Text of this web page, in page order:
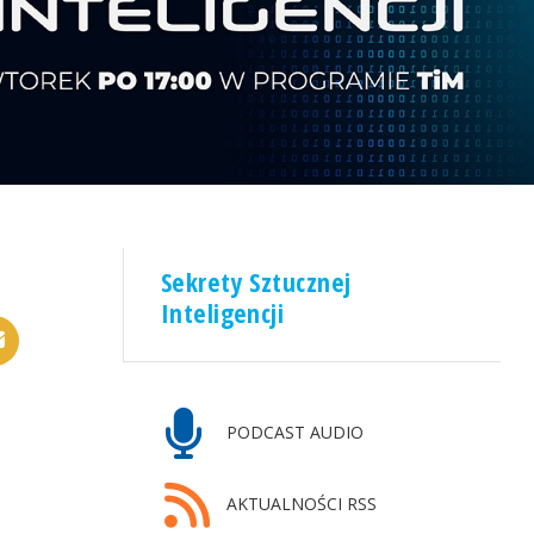
Sekrety Sztucznej
Inteligencji
PODCAST AUDIO
AKTUALNOŚCI RSS